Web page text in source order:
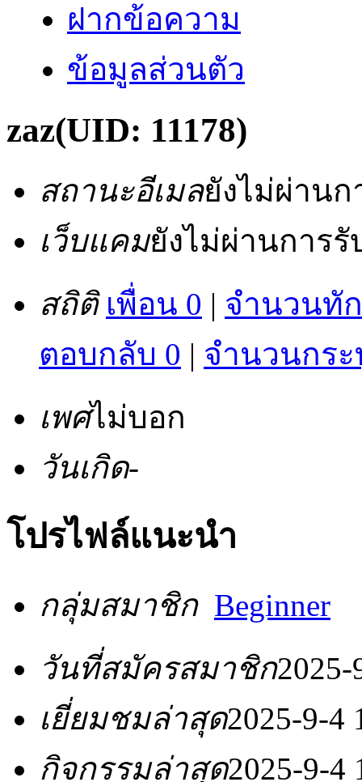
ฝากข้อความ
ข้อมูลส่วนตัว
zaz(UID: 11178)
สถานะอีเมลยังไม่ผ่านก
เว็บแคมยังไม่ผ่านการรั
สถิติ เพื่อน 0 | จำนวนทั
ตอบกลับ 0 | จำนวนกระ
เพศไม่บอก
วันเกิด-
โปรไฟล์แนะนำ
กลุ่มสมาชิก Beginner
วันที่สมัครสมาชิก2025-
เยี่ยมชมล่าสุด2025-9-4
กิจกรรมล่าสุด2025-9-4